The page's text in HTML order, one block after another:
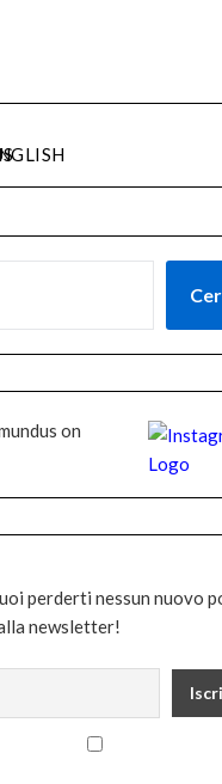
on
perderti nessun nuovo
newsletter!